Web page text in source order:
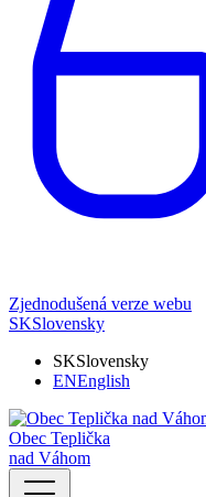
Zjednodušená verze webu
SKSlovensky
SKSlovensky
ENEnglish
Obec Teplička
nad Váhom